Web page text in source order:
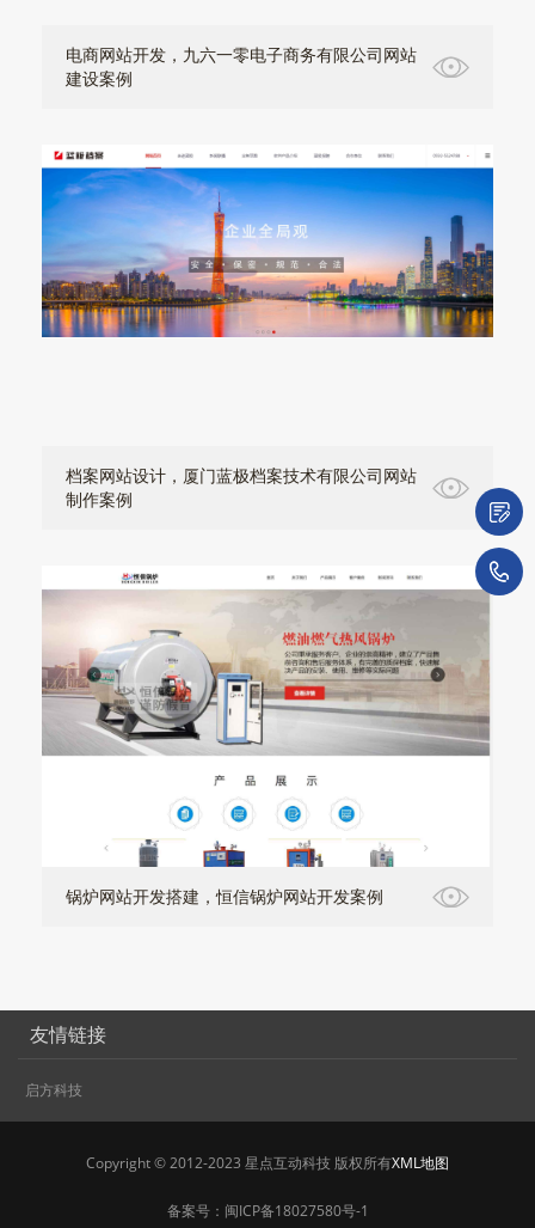
电商网站开发，九六一零电子商务有限公司网站
建设案例
档案网站设计，厦门蓝极档案技术有限公司网站
制作案例
锅炉网站开发搭建，恒信锅炉网站开发案例
友情链接
启方科技
Copyright © 2012-2023 星点互动科技 版权所有XML地图
备案号： 闽ICP备18027580号-1